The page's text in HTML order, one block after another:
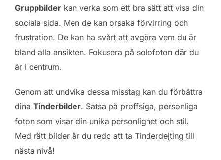
Gruppbilder kan verka som ett bra sätt att visa din
sociala sida. Men de kan orsaka förvirring och
frustration. De kan ha svårt att avgöra vem du är
bland alla ansikten. Fokusera på solofoton där du
är i centrum.
Genom att undvika dessa misstag kan du förbättra
dina Tinderbilder. Satsa på proffsiga, personliga
foton som visar din unika personlighet och stil.
Med rätt bilder är du redo att ta Tinderdejting till
nästa nivå!